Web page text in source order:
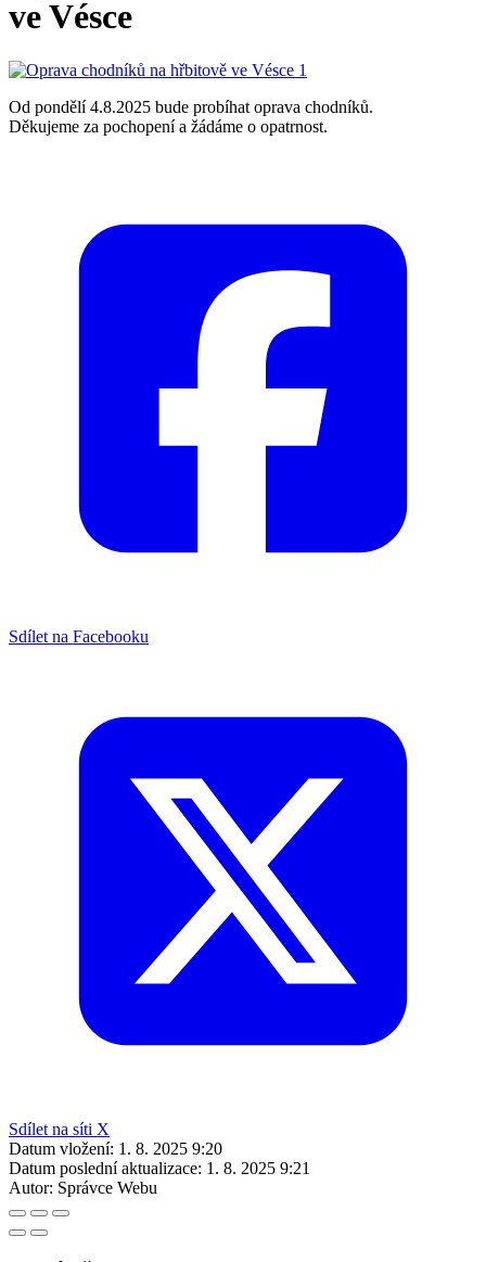
ve Vésce
Od pondělí 4.8.2025 bude probíhat oprava chodníků.
Děkujeme za pochopení a žádáme o opatrnost.
Sdílet na Facebooku
Sdílet na síti X
Datum vložení: 1. 8. 2025 9:20
Datum poslední aktualizace: 1. 8. 2025 9:21
Autor: Správce Webu